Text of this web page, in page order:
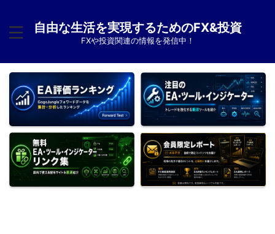
自由な生活を実現するためのFX&投資
FXや投資関連の情報を発信中！